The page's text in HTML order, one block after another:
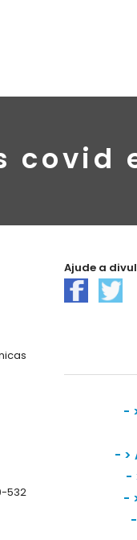
covid
532
Ajude a
-
- >
-
-